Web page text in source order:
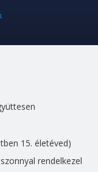
15. életéved)
rendelkezel